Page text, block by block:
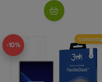
-10%
Újdonság